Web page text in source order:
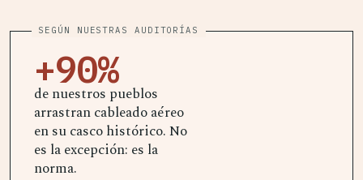
SEGÚN NUESTRAS AUDITORÍAS
+90%
de nuestros pueblos
arrastran cableado aéreo
en su casco histórico. No
es la excepción: es la
norma.